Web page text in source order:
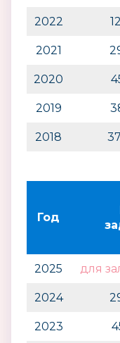
2022
2021
2020
2019
2018
Год
2025 для
2024
2023